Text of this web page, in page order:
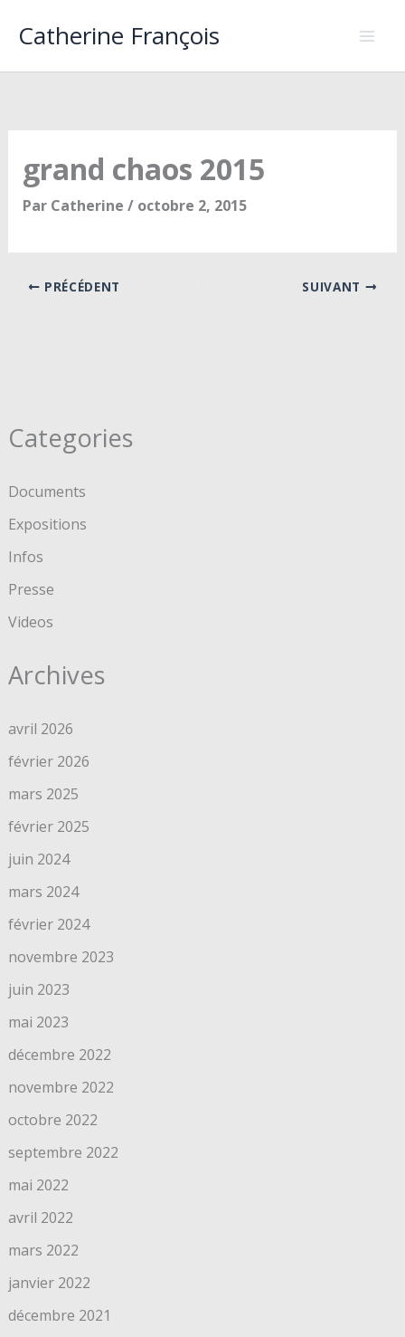
Catherine François
Categories
Documents
Expositions
Infos
Presse
Videos
Archives
avril 2026
février 2026
mars 2025
février 2025
juin 2024
mars 2024
février 2024
novembre 2023
juin 2023
mai 2023
décembre 2022
novembre 2022
octobre 2022
septembre 2022
mai 2022
avril 2022
mars 2022
janvier 2022
décembre 2021
grand chaos 2015
Par Catherine / octobre 2, 2015
PRÉCÉDENT SUIVANT